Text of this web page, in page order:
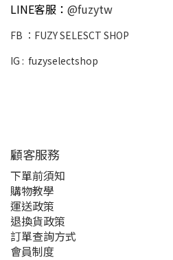
LINE客服： @fuzytw
FB ： FUZY SELESCT SHOP
IG : fuzyselectshop
顧客服務
下單前須知
購物教學
運送政策
退換貨政策
訂單查詢方式
會員制度